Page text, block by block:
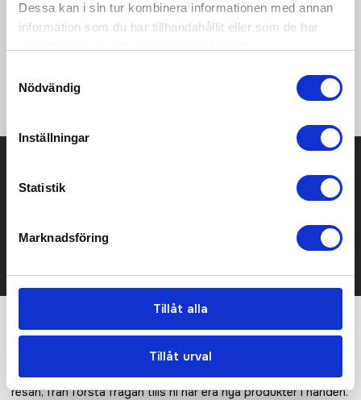
Dessa kan i sin tur kombinera informationen med annan
information som du har tillhandahållit eller som de har
Nödvändig
Inställningar
Statistik
Marknadsföring
Tillåt alla
Tillåt urval
·200 g/m² ·88% polyester, 12% elastan ·Borstad för större
colour is being withdrawn from the Falk&Ross collection (it is
still listed by the brand).
Kontakta oss här för att få förslag på produkt och pris över
Det går också utmärkt att bara ställa frågor!
Vi hjälper er!
Få personlig hjälp av oss när ni beställer, vi finns här hela
resan, från första frågan tills ni har era nya produkter i handen.